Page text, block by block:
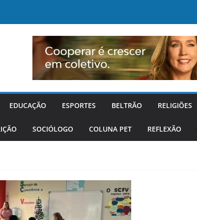
EDUCAÇÃO ESPORTES BELTRÃO RELIGIÕES
SOCIÓLOGO COLUNA PET REFLEXÃO